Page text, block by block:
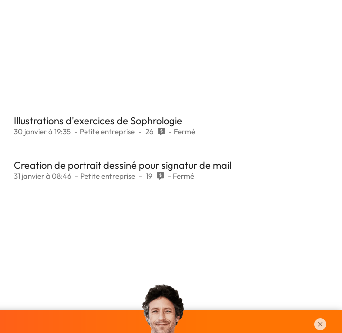
Illustrations d'exercices de Sophrologie
30 janvier à 19:35 Petite entreprise 26 Fermé
Creation de portrait dessiné pour signatur de mail
31 janvier à 08:46 Petite entreprise 19 Fermé